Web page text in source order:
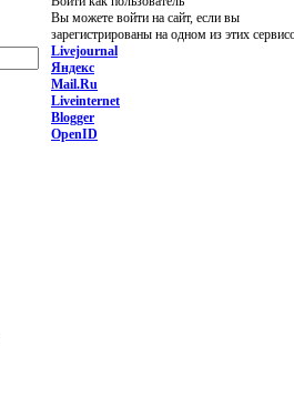
Вы можете войти на сайт, если вы
зарегистрированы на одном из этих
Livejournal
Яндекс
Mail.Ru
Liveinternet
Blogger
OpenID